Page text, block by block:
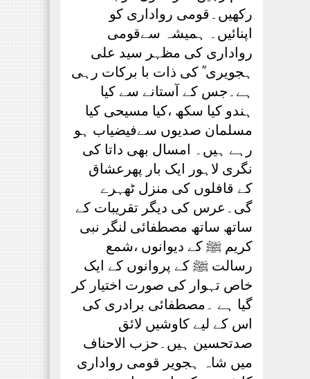
رکھیں۔قومی رواداری کو
اپنائیں۔ ہمیشہ سےقومی
رواداری کی مظہر سید علی
ہجویری ؒ کی ذات با برکات رہی
ہے۔جس کے آستانے سے کیا
ہندو کیا سکھ ،کیا مسیحی کیا
مسلمان صدیوں سےفیضیاب ہو
رہے ہیں۔ امسال بھی داتا کی
نگری لاہور ایک بار پھرعشاق
کے قافلوں کی منزل ٹھہرے
گی۔عرس کی دیگر تقریبات کے
ساتھ ساتھ مصطفائی لنگر نبی
کریم ﷺ کے دیوانوں ،شمع
رسالت ﷺ کے پروانوں کے ایک
خاص تہوار کی صورت اختیار کر
گیا ہے ۔مصطفائی برادری کی
اس کے لیے کاوشیں لائق
صدتحسین ہیں۔حزب الاحناف
میں شاہ ہجویر قومی رواداری